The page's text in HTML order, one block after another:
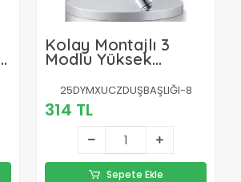
Kolay Montajlı 3
Modlu Yüksek
25DYMXUCZDUŞBAŞLIĞI-8
314 TL
Sepete Ekle